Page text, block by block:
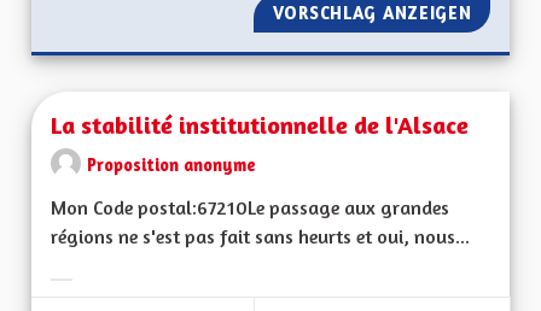
VORSCHLAG ANZEIGEN
La stabilité institutionnelle de l'Alsace
Proposition anonyme
Mon Code postal:67210Le passage aux grandes
régions ne s'est pas fait sans heurts et oui, nous...